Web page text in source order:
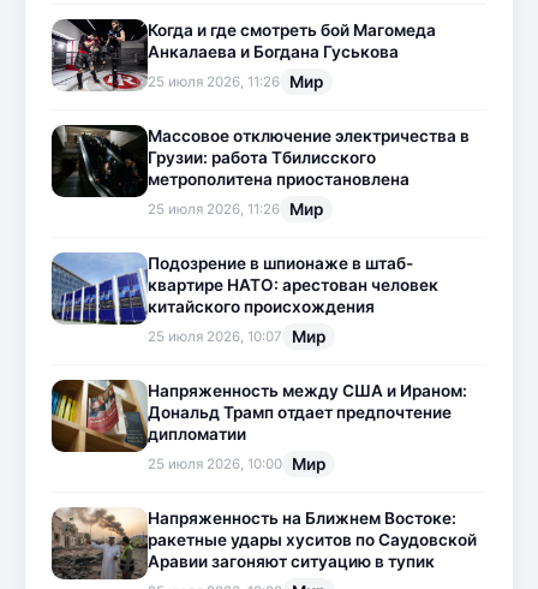
Когда и где смотреть бой Магомеда
Анкалаева и Богдана Гуськова
25 июля 2026, 11:26 Мир
Массовое отключение электричества в
Грузии: работа Тбилисского
метрополитена приостановлена
25 июля 2026, 11:26 Мир
Подозрение в шпионаже в штаб-
квартире НАТО: арестован человек
китайского происхождения
25 июля 2026, 10:07 Мир
Напряженность между США и Ираном:
Дональд Трамп отдает предпочтение
дипломатии
25 июля 2026, 10:00 Мир
Напряженность на Ближнем Востоке:
ракетные удары хуситов по Саудовской
Аравии загоняют ситуацию в тупик